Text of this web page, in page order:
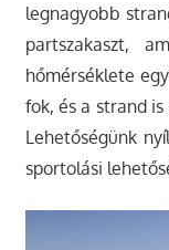
legnagyobb
partszakaszt,
hőmérséklete
fok, és a strand
Lehetőségünk
sportolási